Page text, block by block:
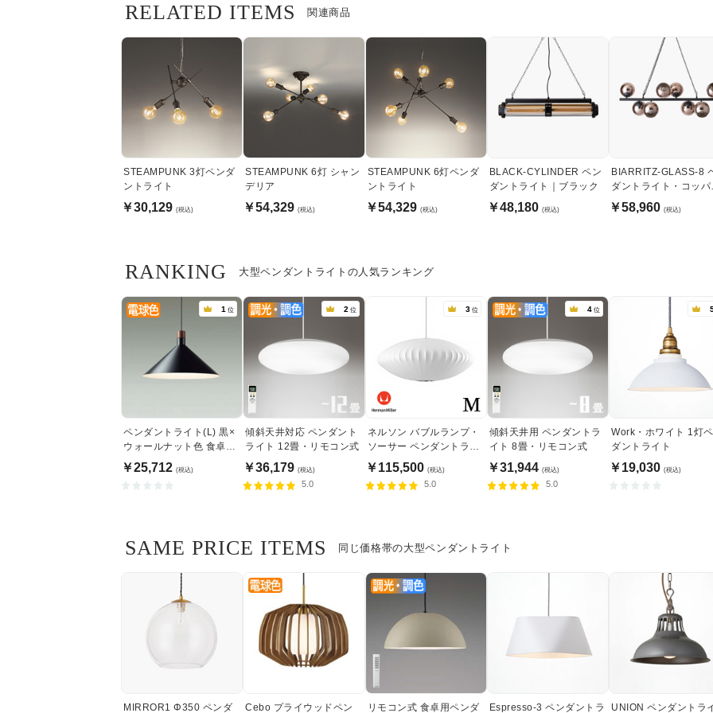
関連商品
RELATED ITEMS
STEAMPUNK 3灯ペンダ
ントライト
￥30,129 (税込)
STEAMPUNK 6灯 シャン
デリア
￥54,329 (税込)
STEAMPUNK 6灯ペンダ
ントライト
￥54,329 (税込)
BLACK-CYLINDER ペン
ダントライト｜ブラック
￥48,180 (税込)
BIARRITZ-GLASS-8
ダントライト・コッパ
ガラス｜ブラック
￥58,960 (税込)
大型ペンダントライトの人気ランキング
RANKING
1 位
ペンダントライト(L) 黒×
ウォールナット色 食卓照
明 | 100W
￥25,712 (税込)
2 位
傾斜天井対応 ペンダント
ライト 12畳・リモコン式
￥36,179 (税込)
5.0
3 位
ネルソン バブルランプ・
ソーサー ペンダントライ
ト・ミディアム｜ハーマ
ンミラー
￥115,500 (税込)
5.0
4 位
傾斜天井用 ペンダントラ
イト 8畳・リモコン式
￥31,944 (税込)
5.0
Work・ホワイト 1灯
ダントライト
￥19,030 (税込)
同じ価格帯の大型ペンダントライト
SAME PRICE ITEMS
MIRROR1 Φ350 ペンダ Cebo プライウッドペン リモコン式 食卓用ペンダ Espresso-3 ペンダントラ UNION ペンダントラ